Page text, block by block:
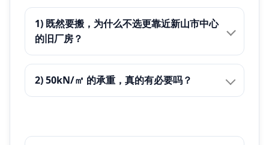
1) 既然要搬，为什么不选更靠近新山市中心
的旧厂房？
2) 50kN/㎡ 的承重，真的有必要吗？